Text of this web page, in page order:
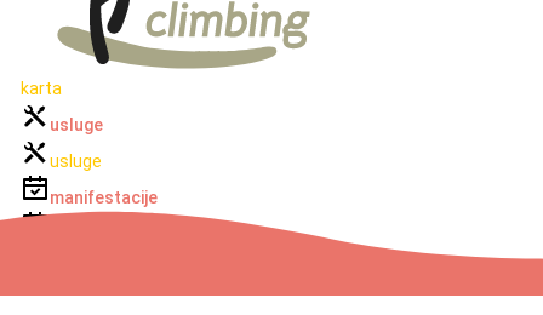
karta
usluge
usluge
manifestacije